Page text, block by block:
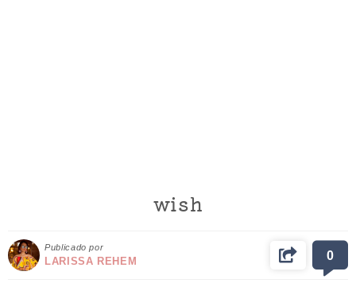
wish
Publicado por
LARISSA REHEM 0